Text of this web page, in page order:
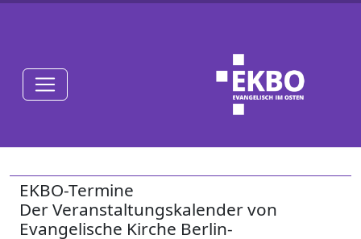
EKBO-Termine
Der Veranstaltungskalender von
Evangelische Kirche Berlin-